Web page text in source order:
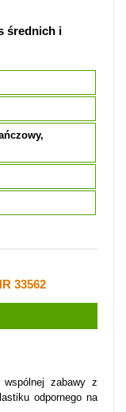
średnich i
33562
zabawy z
odpornego na